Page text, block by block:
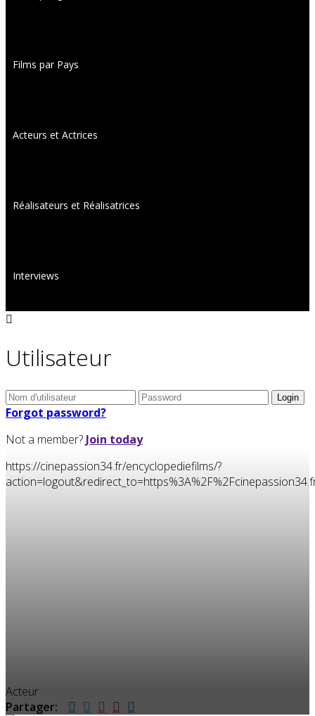
Films par Pays
Acteurs et Actrices
Réalisateurs et Réalisatrices
Interviews
Utilisateur
Forgot password?
Not a member? Join today
https://cinepassion34.fr/encyclopediefilms/?
Acteur
Partager: